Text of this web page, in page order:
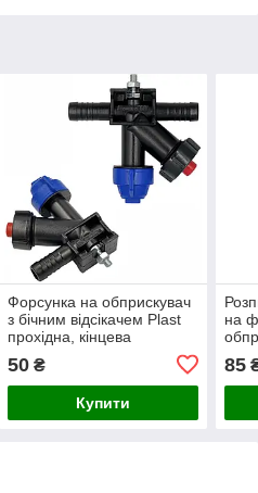
Форсунка на обприскувач
з бічним відсікачем Plast
прохідна, кінцева
50₴
Купити
на
85